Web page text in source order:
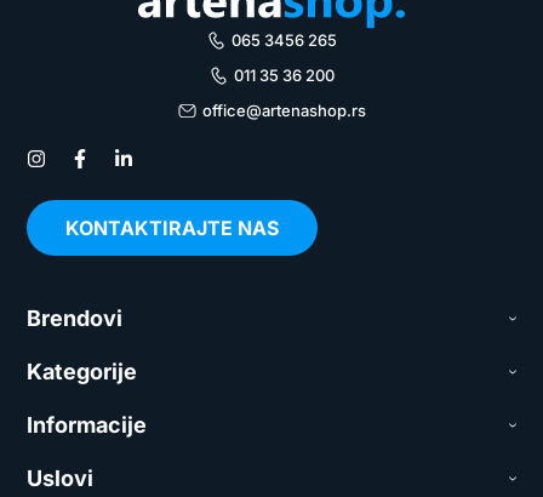
065 3456 265
011 35 36 200
office@artenashop.rs
KONTAKTIRAJTE NAS
Brendovi
Kategorije
Informacije
Uslovi